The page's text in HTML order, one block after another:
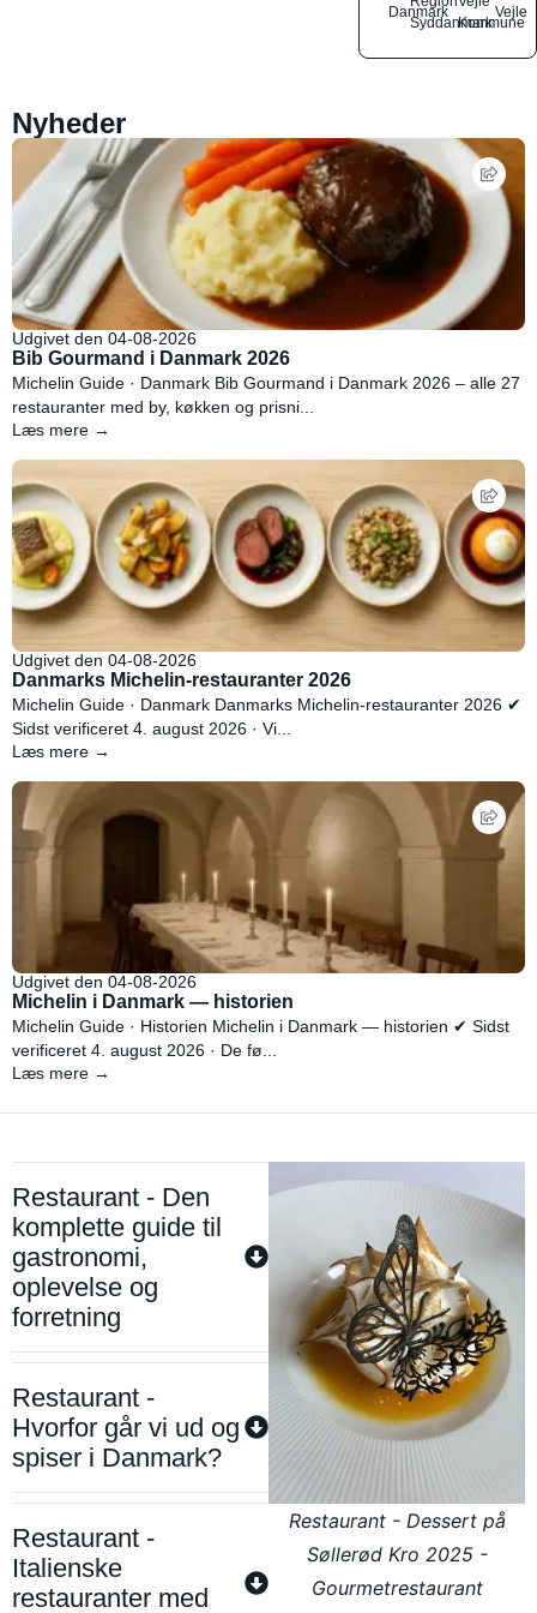
Danmark
SyddanmarkKommune
Vejle
Nyheder
Udgivet den 04-08-2026
Bib Gourmand i Danmark 2026
Michelin Guide · Danmark Bib Gourmand i Danmark 2026 – alle 27
restauranter med by, køkken og prisni...
Læs mere →
Udgivet den 04-08-2026
Danmarks Michelin-restauranter 2026
Michelin Guide · Danmark Danmarks Michelin-restauranter 2026 ✔
Sidst verificeret 4. august 2026 · Vi...
Læs mere →
Udgivet den 04-08-2026
Michelin i Danmark — historien
Michelin Guide · Historien Michelin i Danmark — historien ✔ Sidst
verificeret 4. august 2026 · De fø...
Læs mere →
Restaurant - Den
komplette guide til
gastronomi,
oplevelse og
forretning
Restaurant -
Hvorfor går vi ud og
spiser i Danmark?
Restaurant -
Italienske
restauranter med
Restaurant - Dessert på
Søllerød Kro 2025 -
Gourmetrestaurant